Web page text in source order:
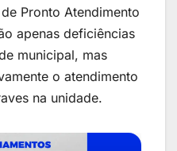
Pronto Atendimento
apenas deficiências
municipal, mas
o atendimento
na unidade.